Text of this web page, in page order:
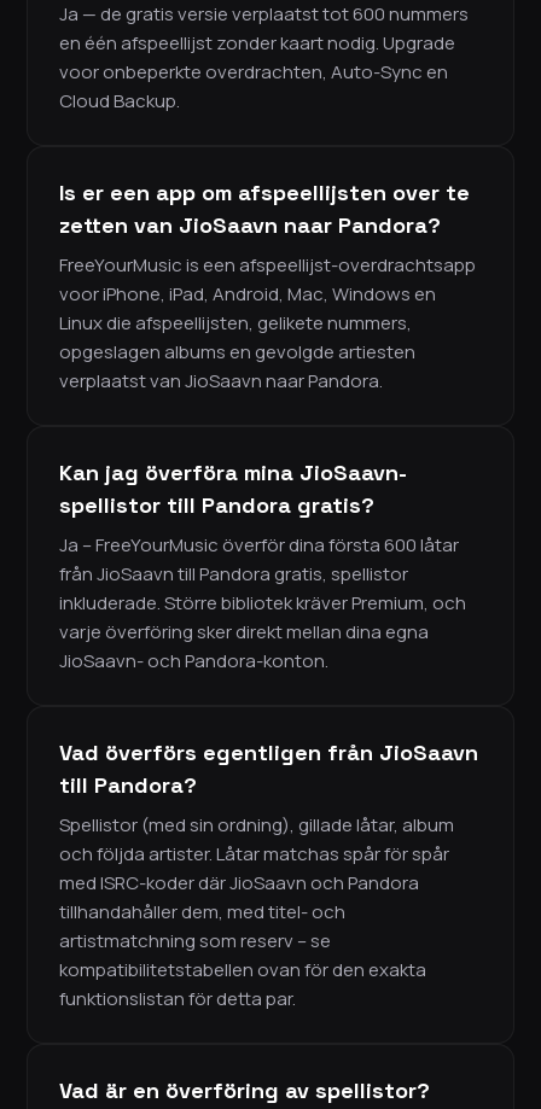
Ja — de gratis versie verplaatst tot 600 nummers
en één afspeellijst zonder kaart nodig. Upgrade
voor onbeperkte overdrachten, Auto-Sync en
Cloud Backup.
Is er een app om afspeellijsten over te
zetten van JioSaavn naar Pandora?
FreeYourMusic is een afspeellijst-overdrachtsapp
voor iPhone, iPad, Android, Mac, Windows en
Linux die afspeellijsten, gelikete nummers,
opgeslagen albums en gevolgde artiesten
verplaatst van JioSaavn naar Pandora.
Kan jag överföra mina JioSaavn-
spellistor till Pandora gratis?
Ja – FreeYourMusic överför dina första 600 låtar
från JioSaavn till Pandora gratis, spellistor
inkluderade. Större bibliotek kräver Premium, och
varje överföring sker direkt mellan dina egna
JioSaavn- och Pandora-konton.
Vad överförs egentligen från JioSaavn
till Pandora?
Spellistor (med sin ordning), gillade låtar, album
och följda artister. Låtar matchas spår för spår
med ISRC-koder där JioSaavn och Pandora
tillhandahåller dem, med titel- och
artistmatchning som reserv – se
kompatibilitetstabellen ovan för den exakta
funktionslistan för detta par.
Vad är en överföring av spellistor?